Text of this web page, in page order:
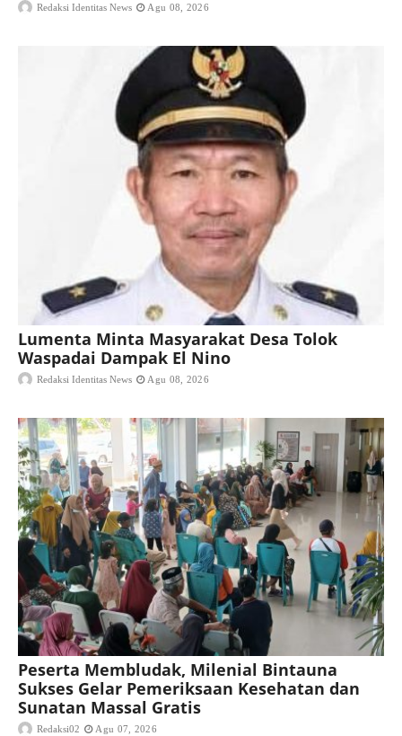
Redaksi Identitas News Agu 08, 2026
Lumenta Minta Masyarakat Desa Tolok
Waspadai Dampak El Nino
Redaksi Identitas News Agu 08, 2026
Peserta Membludak, Milenial Bintauna
Sukses Gelar Pemeriksaan Kesehatan dan
Sunatan Massal Gratis
Redaksi02 Agu 07, 2026